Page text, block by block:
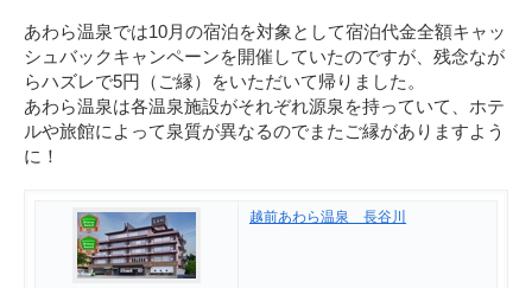
あわら温泉では10月の宿泊を対象として宿泊代金全額キャッ
シュバックキャンペーンを開催していたのですが、残念なが
らハズレで5円（ご縁）をいただいて帰りました。
あわら温泉は各温泉施設がそれぞれ源泉を持っていて、ホテ
ルや旅館によって泉質が異なるのでまたご縁がありますよう
に！
越前あわら温泉 長谷川